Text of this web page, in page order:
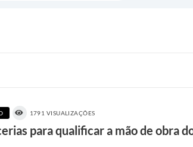
1791 VISUALIZAÇÕES
para qualificar a mão de obra